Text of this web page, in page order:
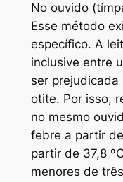
No ouvido
Esse método
específico. A
inclusive entre
ser prejudicada
otite. Por isso,
no mesmo
febre a partir
partir de 37,8
menores de